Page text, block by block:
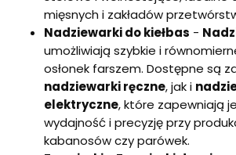
mięsnych i zakładów
Nadziewarki do kiełbas -
umożliwiają szybkie i
osłonek farszem. Dostępne są
nadziewarki ręczne, jak i
elektryczne, które zapewniają
wydajność i precyzję przy
kabanosów czy parówek.